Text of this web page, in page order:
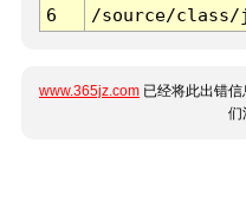
6
/source/class/
www.365jz.com 已经将此出错
们